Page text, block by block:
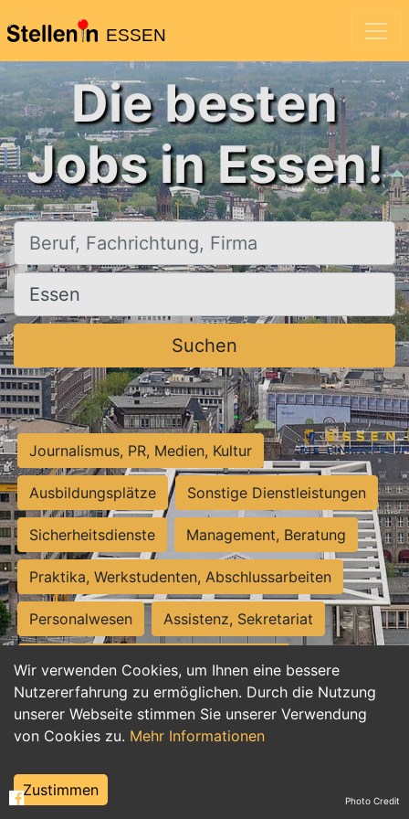
ESSEN
Wir verwenden Cookies, um Ihnen eine bessere
Nutzererfahrung zu ermöglichen. Durch die Nutzung
unserer Webseite stimmen Sie unserer Verwendung
von Cookies zu. Mehr Informationen
Zustimmen
Die besten
Jobs in Essen!
Beruf, Fachrichtung, Firma
Ort, Stadt
Suchen
Journalismus, PR, Medien, Kultur
Ausbildungsplätze Sonstige Dienstleistungen
Sicherheitsdienste Management, Beratung
Praktika, Werkstudenten, Abschlussarbeiten
Personalwesen Assistenz, Sekretariat
Hilfskräfte, Aushilfs- und Nebenjobs
Einkauf, Logistik, Materialwirtschaft
Weiterbildung, Studium, duale Ausbildung
Tourismus
Photo Credit